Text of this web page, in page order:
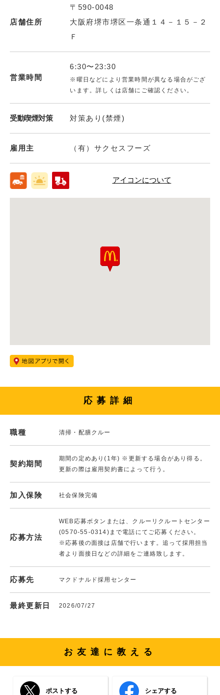
店舗住所
〒590-0048
大阪府堺市堺区一条通１４－１５－２
Ｆ
営業時間
6:30〜23:30
※曜日などにより営業時間が異なる場合がござ
います。詳しくは店舗にご確認ください。
受動喫煙対策 対策あり(禁煙)
雇用主 （有）サクセスフーズ
アイコンについて
応募詳細
職種 清掃・配膳クルー
契約期間
期間の定めあり(1年) ※更新する場合があり得る。
更新の際は雇用契約書によって行う。
加入保険 社会保険完備
応募方法
WEB応募ボタンまたは、クルーリクルートセンター
(0570-55-0314)まで電話にてご応募ください。
※応募後の面接は店舗で行います。追って採用担当
者より面接日などの詳細をご連絡致します。
応募先 マクドナルド採用センター
最終更新日 2026/07/27
お友達に教える
ポストする シェアする